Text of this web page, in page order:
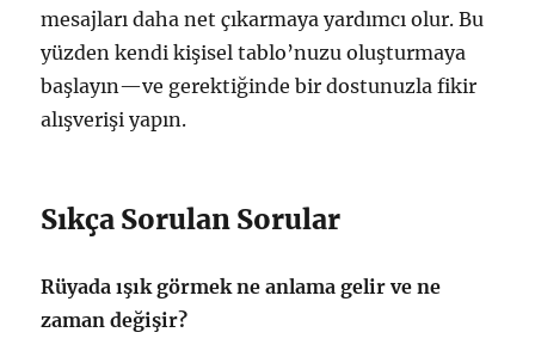
mesajları daha net çıkarmaya yardımcı olur. Bu
yüzden kendi kişisel tablo’nuzu oluşturmaya
başlayın—ve gerektiğinde bir dostunuzla fikir
alışverişi yapın.
Sıkça Sorulan Sorular
Rüyada ışık görmek ne anlama gelir ve ne
zaman değişir?